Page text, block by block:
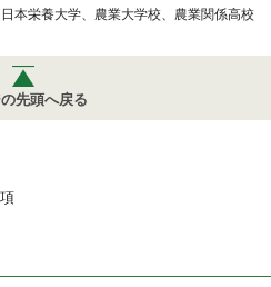
本栄養大学、農業大学校、農業関係高校
先頭へ戻る